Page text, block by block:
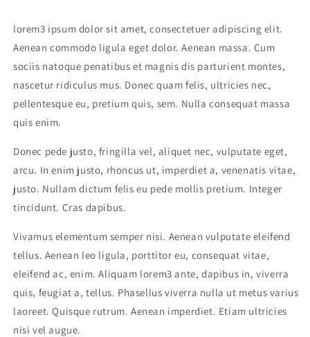
lorem3 ipsum dolor sit amet, consectetuer adipiscing elit.
Aenean commodo ligula eget dolor. Aenean massa. Cum
sociis natoque penatibus et magnis dis parturient montes,
nascetur ridiculus mus. Donec quam felis, ultricies nec,
pellentesque eu, pretium quis, sem. Nulla consequat massa
quis enim.
Donec pede justo, fringilla vel, aliquet nec, vulputate eget,
arcu. In enim justo, rhoncus ut, imperdiet a, venenatis vitae,
justo. Nullam dictum felis eu pede mollis pretium. Integer
tincidunt. Cras dapibus.
Vivamus elementum semper nisi. Aenean vulputate eleifend
tellus. Aenean leo ligula, porttitor eu, consequat vitae,
eleifend ac, enim. Aliquam lorem3 ante, dapibus in, viverra
quis, feugiat a, tellus. Phasellus viverra nulla ut metus varius
laoreet. Quisque rutrum. Aenean imperdiet. Etiam ultricies
nisi vel augue.